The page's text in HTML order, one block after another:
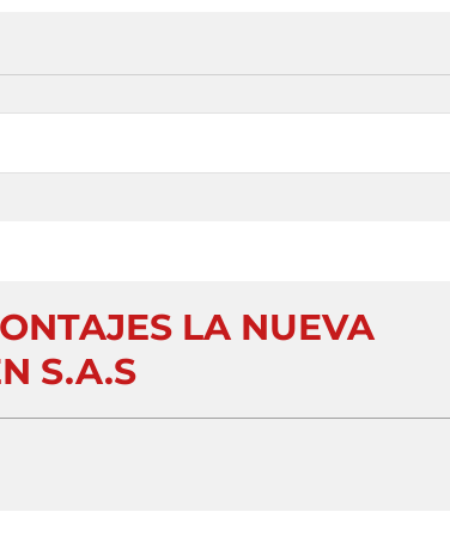
LA NUEVA
S.A.S